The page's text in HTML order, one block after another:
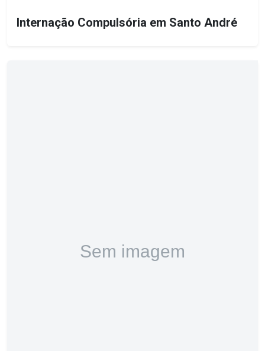
Internação Compulsória em Santo André